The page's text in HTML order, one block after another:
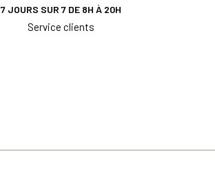
7 JOURS SUR 7 DE 8H À 20H
Service clients